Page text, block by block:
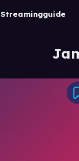
Streamingguide